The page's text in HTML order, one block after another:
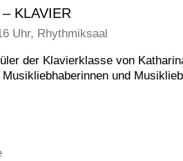
KLAVIER
Uhr, Rhythmiksaal
der Klavierklasse von
und